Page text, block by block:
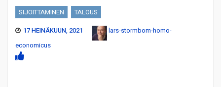
SIJOITTAMINEN
TALOUS
17 HEINÄKUUN, 2021
lars-stormbom-homo-
economicus